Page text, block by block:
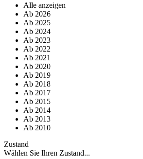
Alle anzeigen
Ab 2026
Ab 2025
Ab 2024
Ab 2023
Ab 2022
Ab 2021
Ab 2020
Ab 2019
Ab 2018
Ab 2017
Ab 2015
Ab 2014
Ab 2013
Ab 2010
Zustand
Wählen Sie Ihren Zustand...